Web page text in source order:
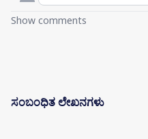
Show comments
ಸಂಬಂಧಿತ ಲೇಖನಗಳು